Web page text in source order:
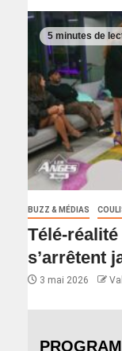
5 minutes de
BUZZ & MÉDIAS
Télé-
s’arrêtent
3 mai 2026